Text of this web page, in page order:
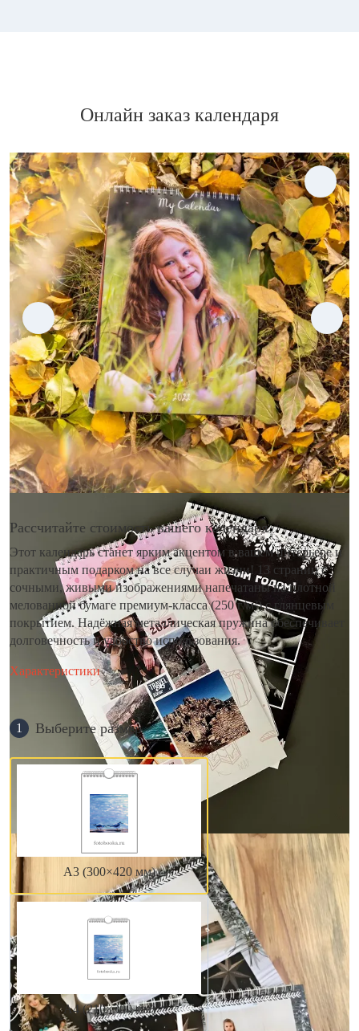
Онлайн заказ календаря
Рассчитайте стоимость вашего календаря
Этот календарь станет ярким акцентом в вашем интерьере и
практичным подарком на все случаи жизни! 13 страниц с
сочными, живыми изображениями напечатаны на плотной
мелованной бумаге премиум-класса (250 г/м²) с глянцевым
покрытием. Надёжная металлическая пружина обеспечивает
долговечность и удобство использования.
Характеристики
1 Выберите размер
А3 (300×420 мм)
А4 (210×300 мм)